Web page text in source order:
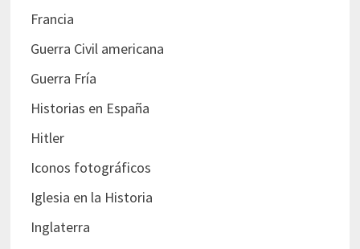
Francia
Guerra Civil americana
Guerra Fría
Historias en España
Hitler
Iconos fotográficos
Iglesia en la Historia
Inglaterra